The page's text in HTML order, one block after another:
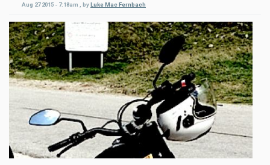
Aug 27 2015 - 7:18am byLuke Mac Fernbach